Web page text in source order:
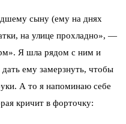
сыну (ему на днях
на улице прохладно», —
Я шла рядом с ним и
ему замерзнуть, чтобы
А то я напоминаю себе
кричит в форточку: